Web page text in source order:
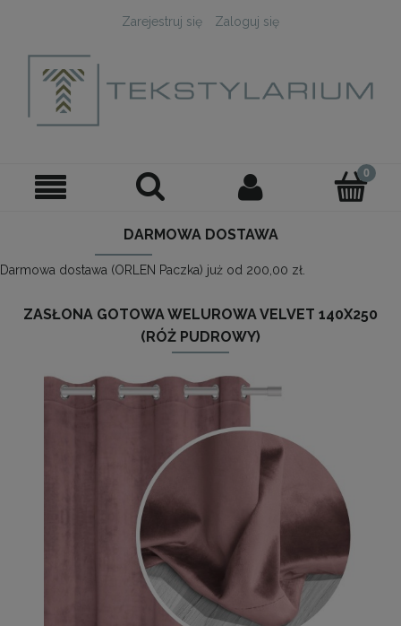
Zarejestruj się Zaloguj się
DARMOWA DOSTAWA
Darmowa dostawa (ORLEN Paczka) już od 200,00 zł.
ZASŁONA GOTOWA WELUROWA VELVET 140X250
(RÓŻ PUDROWY)